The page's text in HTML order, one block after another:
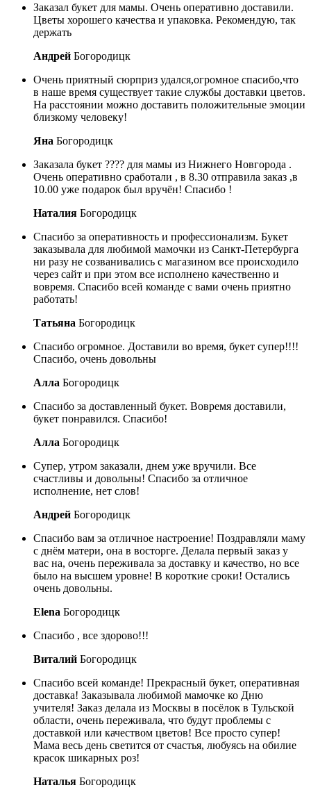
Заказал букет для мамы. Очень оперативно доставили.
Цветы хорошего качества и упаковка. Рекомендую, так
держать
Андрей Богородицк
Очень приятный сюрприз удался,огромное спасибо,что
в наше время существует такие службы доставки цветов.
На расстоянии можно доставить положительные эмоции
близкому человеку!
Яна Богородицк
Заказала букет ???? для мамы из Нижнего Новгорода .
Очень оперативно сработали , в 8.30 отправила заказ ,в
10.00 уже подарок был вручён! Спасибо !
Наталия Богородицк
Спасибо за оперативность и профессионализм. Букет
заказывала для любимой мамочки из Санкт-Петербурга
ни разу не созванивались с магазином все происходило
через сайт и при этом все исполнено качественно и
вовремя. Спасибо всей команде с вами очень приятно
работать!
Татьяна Богородицк
Спасибо огромное. Доставили во время, букет супер!!!!
Спасибо, очень довольны
Алла Богородицк
Спасибо за доставленный букет. Вовремя доставили,
букет понравился. Спасибо!
Алла Богородицк
Супер, утром заказали, днем уже вручили. Все
счастливы и довольны! Спасибо за отличное
исполнение, нет слов!
Андрей Богородицк
Спасибо вам за отличное настроение! Поздравляли маму
с днём матери, она в восторге. Делала первый заказ у
вас на, очень переживала за доставку и качество, но все
было на высшем уровне! В короткие сроки! Остались
очень довольны.
Elena Богородицк
Спасибо , все здорово!!!
Виталий Богородицк
Спасибо всей команде! Прекрасный букет, оперативная
доставка! Заказывала любимой мамочке ко Дню
учителя! Заказ делала из Москвы в посёлок в Тульской
области, очень переживала, что будут проблемы с
доставкой или качеством цветов! Все просто супер!
Мама весь день светится от счастья, любуясь на обилие
красок шикарных роз!
Наталья Богородицк